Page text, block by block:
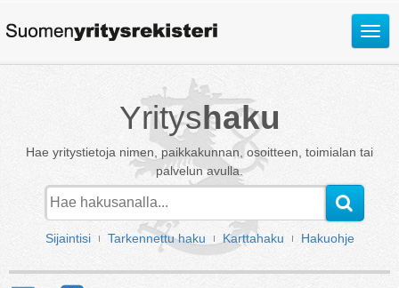
Avaa
Yrityshaku
Hae yritystietoja nimen, paikkakunnan, osoitteen, toimialan tai
palvelun avulla.
Sijaintisi Tarkennettu haku Karttahaku Hakuohje